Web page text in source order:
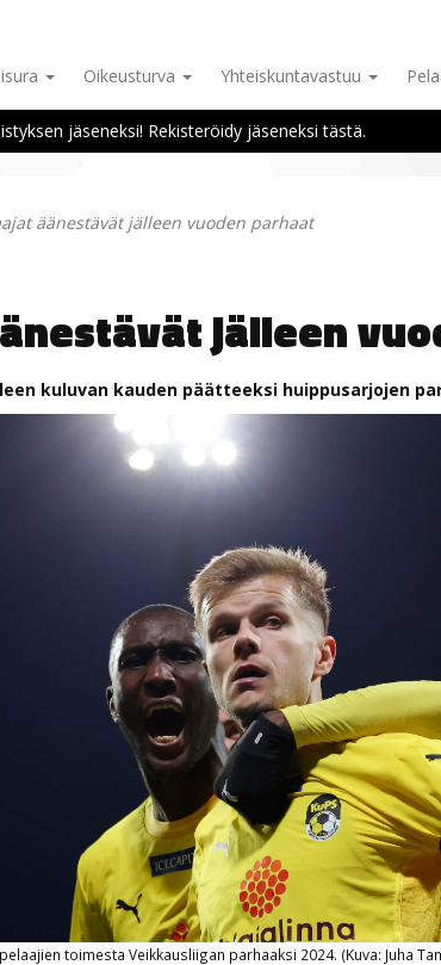
Oikeusturva Yhteiskuntavastuu
jäseneksi! Rekisteröidy jäseneksi tästä.
äänestävät jälleen vuoden parhaat
jälleen
kuluvan kauden päätteeksi huippusarjojen
toimesta Veikkausliigan parhaaksi 2024. (Kuva: Juha